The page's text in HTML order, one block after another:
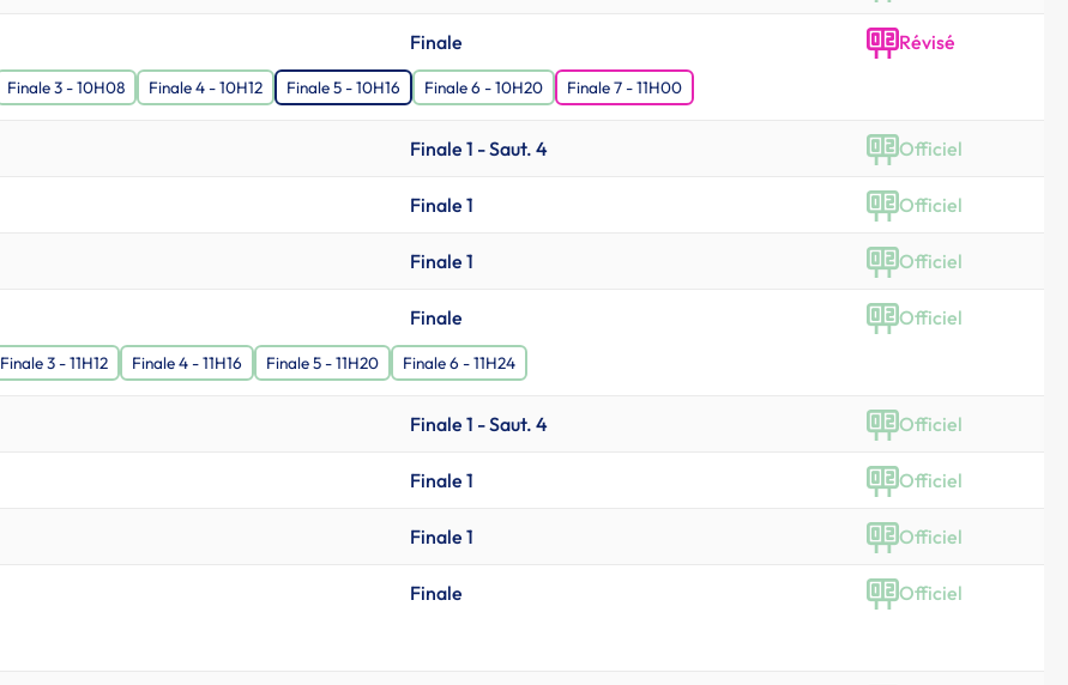
Finale Révisé
Finale 3 - 10H08 Finale 4 - 10H12 Finale 5 - 10H16 Finale 6 - 10H20 Finale 7 - 11H00
Finale 1 - Saut. 4 Officiel
Finale 1 Officiel
Finale 1 Officiel
Finale Officiel
Finale 3 - 11H12 Finale 4 - 11H16 Finale 5 - 11H20 Finale 6 - 11H24
Finale 1 - Saut. 4 Officiel
Finale 1 Officiel
Finale 1 Officiel
Finale Officiel